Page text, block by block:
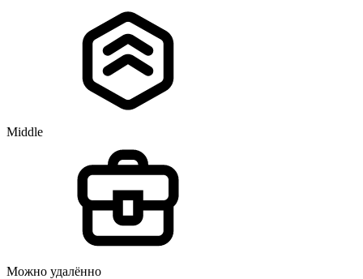
Middle
Можно удалённо